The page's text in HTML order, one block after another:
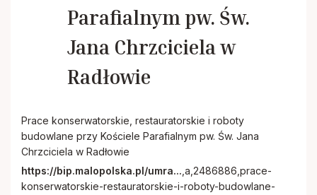
Inwestycje
Rodacy - Kapłani, Siostry zakonne
Standardy ochrony małoletnich
Nadzwyczajni Szafarze
Parafialnym pw. Św.
Jana Chrzciciela w
Radłowie
Prace konserwatorskie, restauratorskie i roboty
budowlane przy Kościele Parafialnym pw. Św. Jana
Chrzciciela w Radłowie
https://bip.malopolska.pl/umra... ,a,2486886,prace-
konserwatorskie-restauratorskie-i-roboty-budowlane-